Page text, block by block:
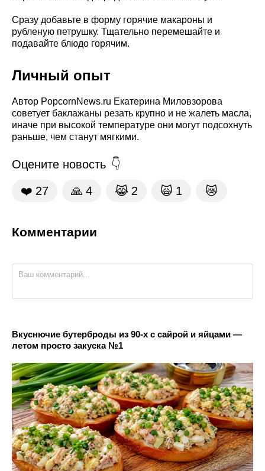
Сразу добавьте в форму горячие макароны и
рубленую петрушку. Тщательно перемешайте и
подавайте блюдо горячим.
Личный опыт
Автор PopcornNews.ru Екатерина Миловзорова
советует баклажаны резать крупно и не жалеть масла,
иначе при высокой температуре они могут подсохнуть
раньше, чем станут мягкими.
Оцените новость
❤️ 27 🙏 4 😹 2 🙀 1 😿
Комментарии
Вкуснючие бутерброды из 90-х с сайрой и яйцами —
летом просто закуска №1